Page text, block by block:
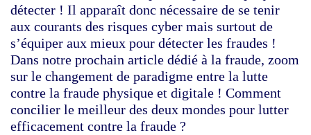
détecter ! Il apparaît donc nécessaire de se tenir
aux courants des risques cyber mais surtout de
s’équiper aux mieux pour détecter les fraudes !
Dans notre prochain article dédié à la fraude, zoom
sur le changement de paradigme entre la lutte
contre la fraude physique et digitale ! Comment
concilier le meilleur des deux mondes pour lutter
efficacement contre la fraude ?